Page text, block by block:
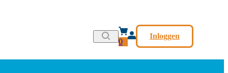
0
Inloggen